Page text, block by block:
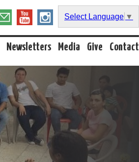
Select Language ▼
Newsletters Media Give Contact